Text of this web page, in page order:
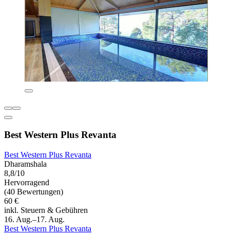
Best Western Plus Revanta
Best Western Plus Revanta
Dharamshala
8,8/10
Hervorragend
(40 Bewertungen)
60 €
inkl. Steuern & Gebühren
16. Aug.–17. Aug.
Best Western Plus Revanta